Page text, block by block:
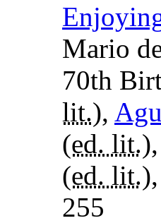
Mario
70th
lit.),
(ed. lit.),
(ed. lit.
255